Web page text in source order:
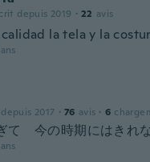
depuis 2019 · 22 avis
la tela y la
2017 · 76 avis · 6
て 今の時期にはきれな